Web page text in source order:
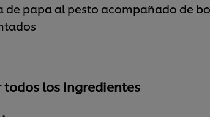
de papa al pesto acompañado de
todos los ingredientes